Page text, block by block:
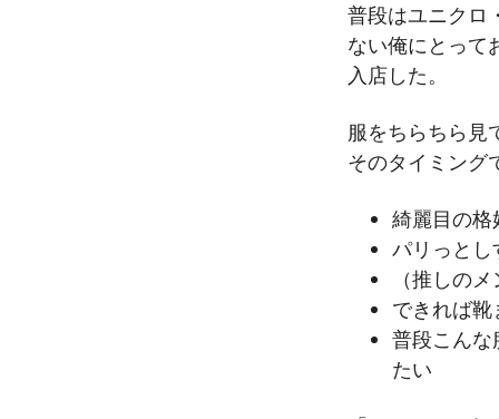
普段はユニクロ
ない俺にとって
入店した。
服をちらちら見
そのタイミング
綺麗目の格
パリっとし
（推しの
できれば
普段こんな
たい